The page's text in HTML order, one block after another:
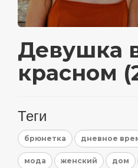
Девушка
красном
Теги
брюнетка дневное
мода женский дом